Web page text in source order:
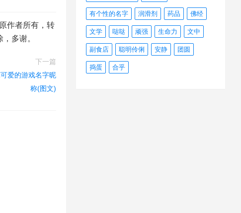
作者所有，转
多谢。
下一篇
爱的游戏名字昵
称(图文)
有个性的名字 润滑剂 药品 佛经
文学 哒哒 顽强 生命力 文中
副食店 聪明伶俐 安静 团圆
捣蛋 合乎